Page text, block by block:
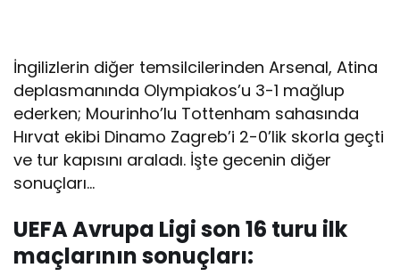
İngilizlerin diğer temsilcilerinden Arsenal, Atina
deplasmanında Olympiakos’u 3-1 mağlup
ederken; Mourinho’lu Tottenham sahasında
Hırvat ekibi Dinamo Zagreb’i 2-0’lik skorla geçti
ve tur kapısını araladı. İşte gecenin diğer
sonuçları…
UEFA Avrupa Ligi son 16 turu ilk
maçlarının sonuçları: